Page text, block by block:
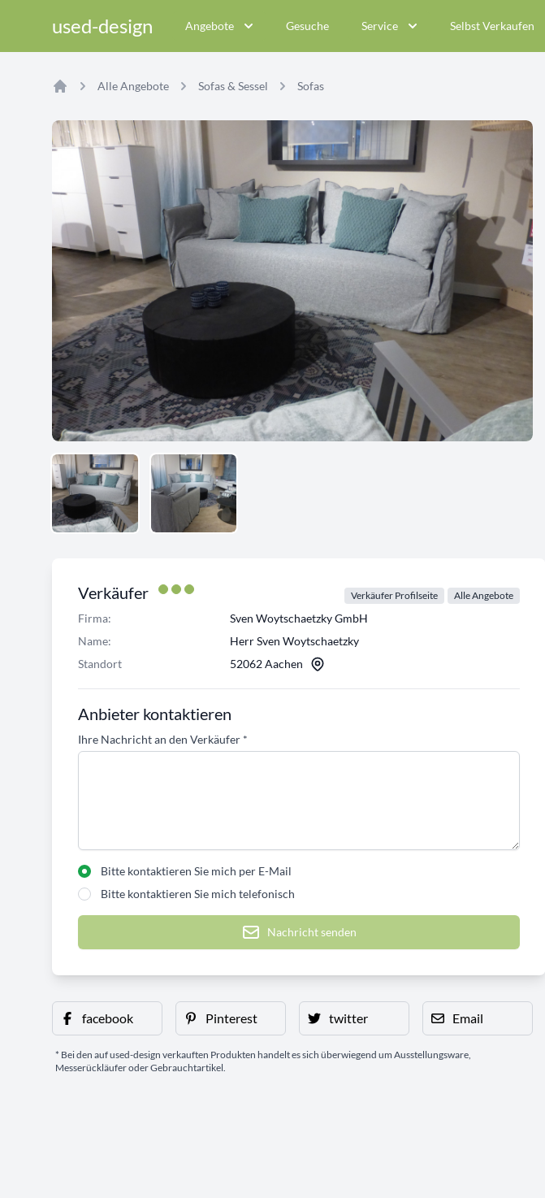
used-design Angebote Gesuche Service Selbst Verkaufen
Alle Angebote Sofas & Sessel Sofas
Verkäufer Verkäufer Profilseite Alle Angebote
Firma:
Sven Woytschaetzky GmbH
Name:
Herr Sven Woytschaetzky
Standort
52062 Aachen
Anbieter kontaktieren
Ihre Nachricht an den Verkäufer *
Bitte kontaktieren Sie mich per E-Mail
Bitte kontaktieren Sie mich telefonisch
Nachricht senden
facebook Pinterest twitter Email
* Bei den auf used-design verkauften Produkten handelt es sich überwiegend um Ausstellungsware,
Messerückläufer oder Gebrauchtartikel.